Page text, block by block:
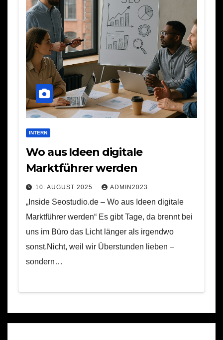
INTERN
Wo aus Ideen digitale
Marktführer werden
10. AUGUST 2025 ADMIN2023
„Inside Seostudio.de – Wo aus Ideen digitale
Marktführer werden“ Es gibt Tage, da brennt bei
uns im Büro das Licht länger als irgendwo
sonst.Nicht, weil wir Überstunden lieben –
sondern…